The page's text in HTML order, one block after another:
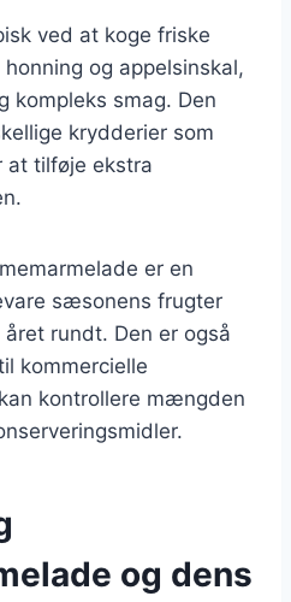
ved at koge friske
og appelsinskal,
kompleks smag. Den
krydderier som
tilføje ekstra
er en
sæsonens frugter
rundt. Den er også
kommercielle
kontrollere mængden
og dens